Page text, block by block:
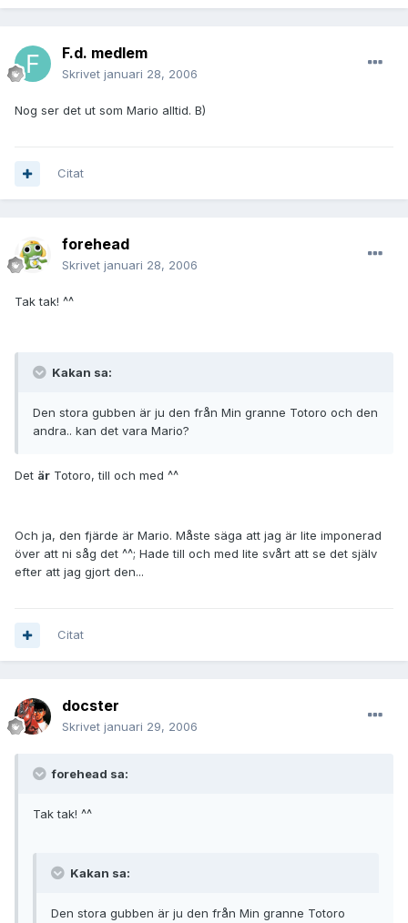
F.d. medlem
Skrivet januari 28, 2006
Nog ser det ut som Mario alltid. B)
Citat
forehead
Skrivet januari 28, 2006
Tak tak! ^^
Kakan sa:
Den stora gubben är ju den från Min granne Totoro och den
andra.. kan det vara Mario?
Det är Totoro, till och med ^^
Och ja, den fjärde är Mario. Måste säga att jag är lite imponerad
över att ni såg det ^^; Hade till och med lite svårt att se det själv
efter att jag gjort den...
Citat
docster
Skrivet januari 29, 2006
forehead sa:
Tak tak! ^^
Kakan sa:
Den stora gubben är ju den från Min granne Totoro